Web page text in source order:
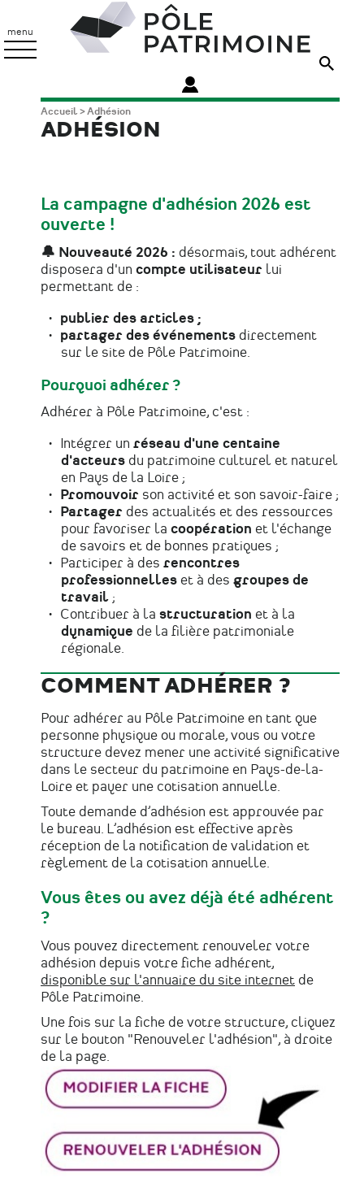
contenu
principal
menu
Patrimoine
Fil
d'Ariane
Accueil Adhésion
ADHÉSION
La campagne d'adhésion 2026 est
ouverte !
🔔 Nouveauté 2026 : désormais, tout adhérent
disposera d'un compte utilisateur lui
permettant de :
publier des articles ;
partager des événements directement
sur le site de Pôle Patrimoine.
Pourquoi adhérer ?
Adhérer à Pôle Patrimoine, c'est :
Intégrer un réseau d'une centaine
d'acteurs du patrimoine culturel et naturel
en Pays de la Loire ;
Promouvoir son activité et son savoir-faire ;
Partager des actualités et des ressources
pour favoriser la coopération et l'échange
de savoirs et de bonnes pratiques ;
Participer à des rencontres
professionnelles et à des groupes de
travail ;
Contribuer à la structuration et à la
dynamique de la filière patrimoniale
régionale.
COMMENT ADHÉRER ?
Pour adhérer au Pôle Patrimoine en tant que
personne physique ou morale, vous ou votre
structure devez mener une activité significative
dans le secteur du patrimoine en Pays-de-la-
Loire et payer une cotisation annuelle.
Toute demande d’adhésion est approuvée par
le bureau. L’adhésion est effective après
réception de la notification de validation et
règlement de la cotisation annuelle.
Vous êtes ou avez déjà été adhérent
?
Vous pouvez directement renouveler votre
adhésion depuis votre fiche adhérent,
disponible sur l'annuaire du site internet de
Pôle Patrimoine.
Une fois sur la fiche de votre structure, cliquez
sur le bouton "Renouveler l'adhésion", à droite
de la page.